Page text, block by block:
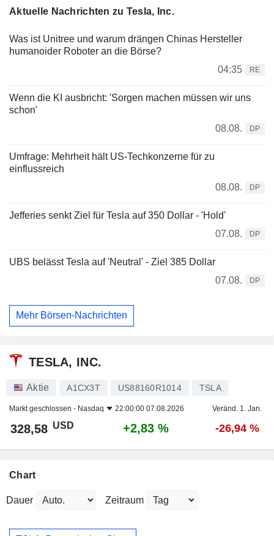
Aktuelle Nachrichten zu Tesla, Inc.
Was ist Unitree und warum drängen Chinas Hersteller
humanoider Roboter an die Börse?
04:35
RE
Wenn die KI ausbricht: 'Sorgen machen müssen wir uns
schon'
08.08.
DP
Umfrage: Mehrheit hält US-Techkonzerne für zu
einflussreich
08.08.
DP
Jefferies senkt Ziel für Tesla auf 350 Dollar - 'Hold'
07.08.
DP
UBS belässt Tesla auf 'Neutral' - Ziel 385 Dollar
07.08.
DP
Mehr Börsen-Nachrichten
TESLA, INC.
Aktie A1CX3T US88160R1014 TSLA
Markt geschlossen - Nasdaq 22:00:00 07.08.2026 Veränd. 1. Jan.
328,58 USD +2,83 % -26,94 %
Chart
Dauer Zeitraum